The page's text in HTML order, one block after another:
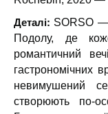
Деталі: SORSO —
Подолу, де
романтичний
гастрономічних
невимушений
створюють по-